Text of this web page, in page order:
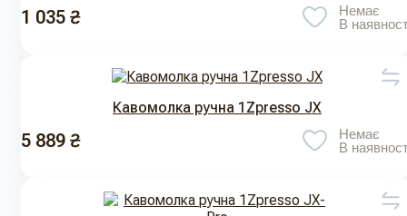
1 035 ₴
Немає
В
Кавомолка ручна 1Zpresso JX
5 889 ₴
Немає
В